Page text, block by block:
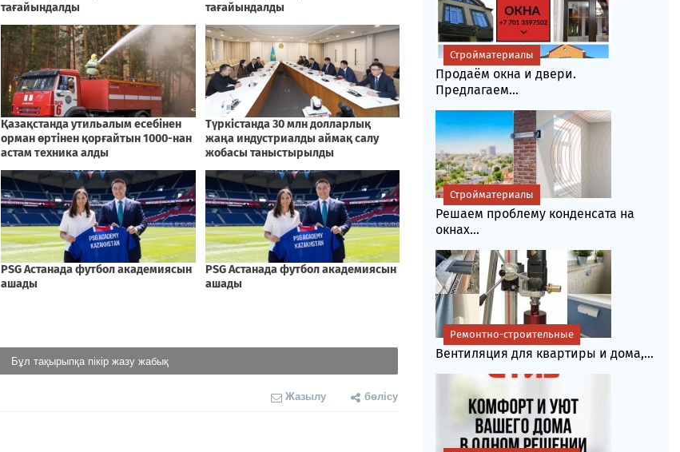
Бұл тақырыпқа пікір жазу жабық
Жазылу бөлісу
Продаём окна и двери.
Предлагаем...
Стройматериалы
Решаем проблему конденсата на
окнах...
Стройматериалы
Вентиляция для квартиры и дома,...
Ремонтно-строительные